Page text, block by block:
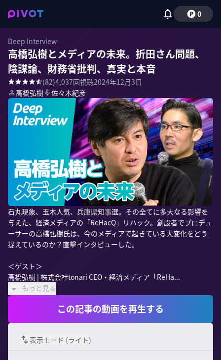
0
Deep Interview
高橋弘樹とメディアの未来。折田さん問題、
陰謀論、財務省批判、真実と本音
(82)4,037回視聴2024年12月3日
高橋弘樹
佐々木紀彦
石丸現象、玉木人気、兵庫県知事選。その全てに多大なる影響を
与えた、経済メディアの「ReHacQ」リハック。創設者でプロデュ
ーサーの高橋弘樹氏は、今のメディアで起きている大変化をどう
捉えているのか？直撃インタビューした。
＜ゲスト＞
高橋弘樹 | 株式会社tonari CEO・経済メディア「ReHa...
もっと見る
この記事の動画を再生する
表示モード (ライト)